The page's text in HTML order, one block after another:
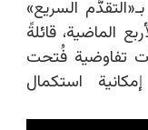
بـ«التقدُّم السريع»
الماضية، قائلةً
فُتحت
استكمال